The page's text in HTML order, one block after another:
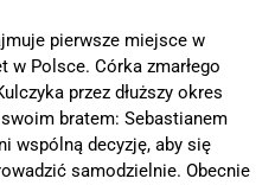
pierwsze miejsce w
w Polsce. Córka zmarłego
przez dłuższy okres
bratem: Sebastianem
wspólną decyzję, aby się
samodzielnie. Obecnie